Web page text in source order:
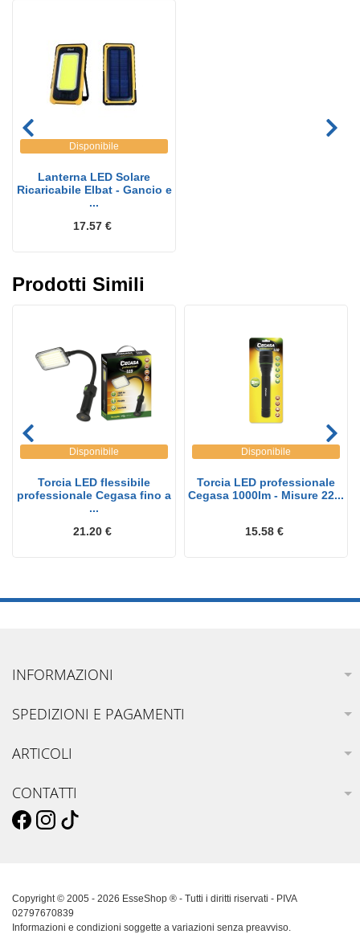
Disponibile
Lanterna LED Solare
Ricaricabile Elbat - Gancio e
...
17.57 €
Prodotti Simili
Disponibile
Torcia LED flessibile
professionale Cegasa fino a
...
21.20 €
Disponibile
Torcia LED professionale
Cegasa 1000lm - Misure 22...
15.58 €
INFORMAZIONI
SPEDIZIONI E PAGAMENTI
ARTICOLI
CONTATTI
Copyright © 2005 - 2026 EsseShop ® - Tutti i diritti riservati - PIVA
02797670839
Informazioni e condizioni soggette a variazioni senza preavviso.